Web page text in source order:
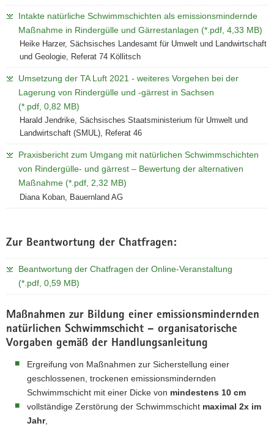
Intakte natürliche Schwimmschichten als emissionsmindernde
Maßnahme in Rindergülle und Gärrestanlagen (*.pdf, 4,33 MB)
Heike Harzer, Sächsisches Landesamt für Umwelt und Landwirtschaft
und Geologie, Referat 74 Köllitsch
Umsetzung der TA Luft 2021 - weiteres Vorgehen bei der
Lagerung von Rindergülle und -gärrest in Sachsen
(*.pdf, 0,82 MB)
Harald Jendrike, Sächsisches Staatsministerium für Umwelt und
Landwirtschaft (SMUL), Referat 46
Praxisbericht zum Umgang mit natürlichen Schwimmschichten
von Rindergülle- und gärrest – Bewertung der alternativen
Maßnahme (*.pdf, 2,32 MB)
Diana Koban, Bauernland AG
Zur Beantwortung der Chatfragen:
Beantwortung der Chatfragen der Online-Veranstaltung
(*.pdf, 0,59 MB)
Maßnahmen zur Bildung einer emissionsmindernden
natürlichen Schwimmschicht – organisatorische
Vorgaben gemäß der Handlungsanleitung
Ergreifung von Maßnahmen zur Sicherstellung einer
geschlossenen, trockenen emissionsmindernden
Schwimmschicht mit einer Dicke von mindestens 10 cm
vollständige Zerstörung der Schwimmschicht maximal 2x im
Jahr,